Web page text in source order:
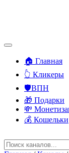
🏠 Главная
👆 Кликеры
🛡️ВПН
🎁 Подарки
💸
💰 Кошельки